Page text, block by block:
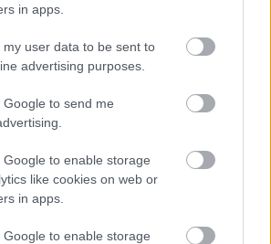
in apps.
my user data to be sent to
advertising purposes.
to send me
Google to enable storage
like cookies on web or
in apps.
Google to enable storage
VÁR MINDENKIT EZEN A HÉTVÉGÉN
de lesz Pogány Induló és
“borhajózás” és egy csomó minden
Szólj hozzá!